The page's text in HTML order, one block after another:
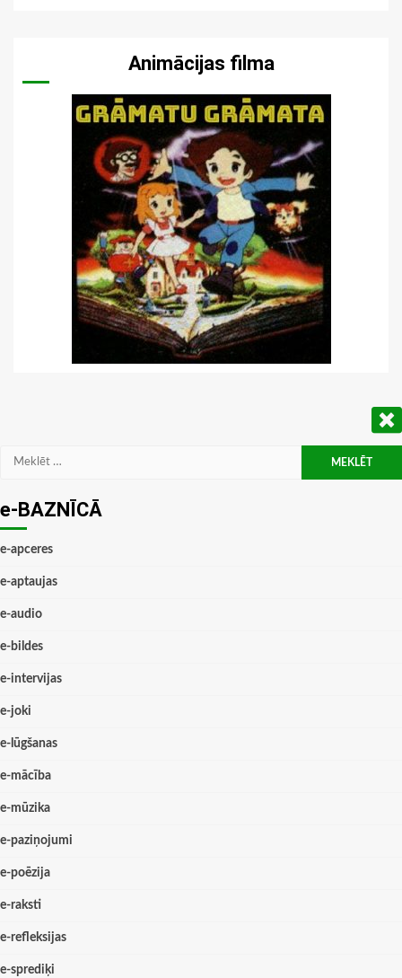
Animācijas filma
Meklēt:
e-BAZNĪCĀ
e-apceres
e-aptaujas
e-audio
e-bildes
e-intervijas
e-joki
e-lūgšanas
e-mācība
e-mūzika
e-paziņojumi
e-poēzija
e-raksti
e-refleksijas
e-sprediķi